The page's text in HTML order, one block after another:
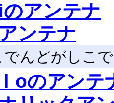
アンテナ
ンテナ
でんどがしこ
oのアンテ